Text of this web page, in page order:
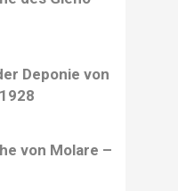
Deponie von
von Molare –